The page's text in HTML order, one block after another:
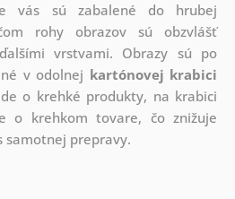
vás sú zabalené do hrubej
rohy obrazov sú obzvlášť
vrstvami. Obrazy sú po
v odolnej kartónovej krabici
o krehké produkty, na krabici
o krehkom tovare, čo znižuje
samotnej prepravy.